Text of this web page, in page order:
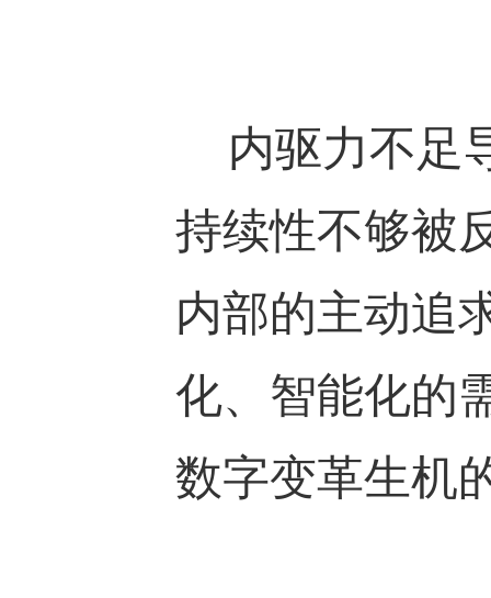
内驱力不足
持续性不够被
内部的主动追
化、智能化的
数字变革生机